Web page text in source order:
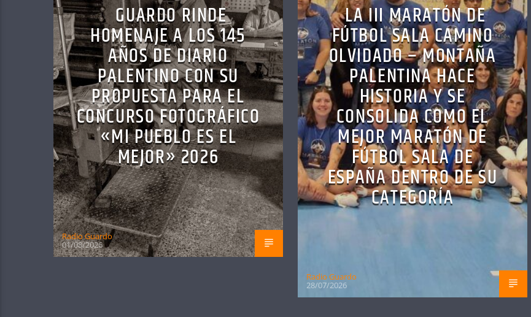
GUARDO RINDE
HOMENAJE A LOS 145
AÑOS DE DIARIO
PALENTINO CON SU
PROPUESTA PARA EL
CONCURSO FOTOGRÁFICO
«MI PUEBLO ES EL
MEJOR» 2026
Radio Guardo
01/08/2026
LA III MARATÓN DE
FÚTBOL SALA CAMINO
OLVIDADO – MONTAÑA
PALENTINA HACE
HISTORIA Y SE
CONSOLIDA COMO EL
MEJOR MARATÓN DE
FÚTBOL SALA DE
ESPAÑA DENTRO DE SU
CATEGORÍA
Radio Guardo
28/07/2026